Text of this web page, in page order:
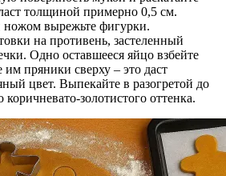
толщиной примерно 0,5 см.
вырежьте фигурки.
на противень, застеленный
Одно оставшееся яйцо взбейте
им пряники сверху – это даст
цвет. Выпекайте в разогретой до
коричневато-золотистого оттенка.